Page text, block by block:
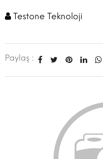
Testone Teknoloji
Paylaş :